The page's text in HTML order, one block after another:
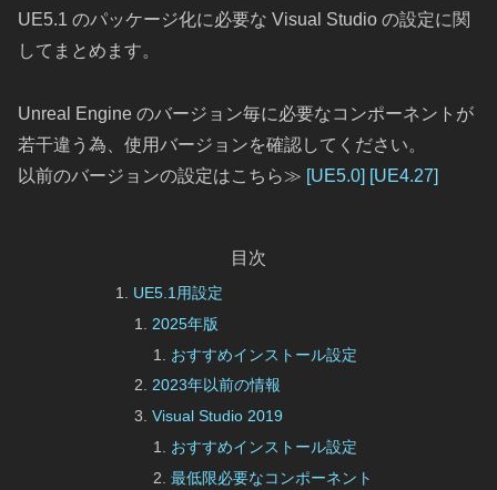
UE5.1 のパッケージ化に必要な Visual Studio の設定に関
してまとめます。
Unreal Engine のバージョン毎に必要なコンポーネントが
若干違う為、使用バージョンを確認してください。
以前のバージョンの設定はこちら≫ [UE5.0] [UE4.27]
目次
UE5.1用設定
2025年版
おすすめインストール設定
2023年以前の情報
Visual Studio 2019
おすすめインストール設定
最低限必要なコンポーネント